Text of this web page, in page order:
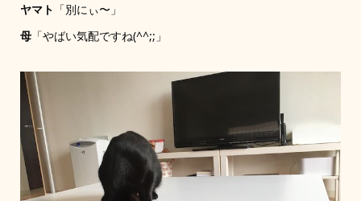
ヤマト 「別にぃ〜」
母「やばい気配ですね(^^;;」